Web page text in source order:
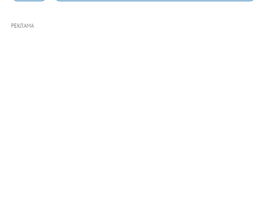
РЕКЛАМА